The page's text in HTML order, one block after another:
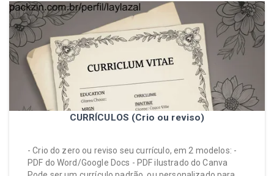
CURRÍCULOS (Crio ou reviso)
- Crio do zero ou reviso seu currículo, em 2 modelos: -
PDF do Word/Google Docs - PDF ilustrado do Canva